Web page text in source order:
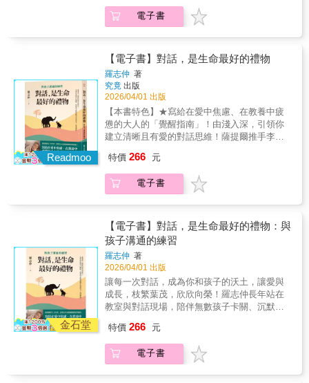
金錢、協助或重新依賴時，分清支持與縱容？
◆如何避免愛變成失控的付出，甚至推著孩子
走向更大的風險？伯恩斯博士不是要父母完全
旁觀、袖手不管，也不是要讓孩子任意而行，
而是與父母分享一種成熟、不越界卻仍在場的
參與方式：◆在孩子尚未做出決定時，如何分
享經驗，而不是替他決定人生。◆在孩子已經
選擇之後，如何尊重差異，停止說服與糾正。
◆當你不喜歡孩子的伴侶、不認同他的生活方
式時，如何守住關係，而不撕裂情感。◆當孩
子犯錯、為選擇付出代價，甚至後悔時，父母
該如何回應，才不會替他扛走本該學習的功
課？伯恩斯博士不主張替孩子收拾後果，也不
鼓勵冷眼旁觀，而是教父母在責任歸屬清楚的
前提下給出支持、陪伴與情感上的穩定，讓孩
子知道：「你必須為自己的選擇負責，但你不
麼愛孩子？本書不只適合成年子女的父母，也
歡迎成年子女與父母一同閱讀，享受共同理解
與對話的過程。祖父母也能從中獲益，例如學
習建立跨世代的家庭關係；而對兒童或青少年
的父母來說，本書同樣值得一讀——養育孩子
大多是為了幫助他們逐步獨立，而本書可以幫
助父母在成年子女階段來臨之前，提前思考與
準備。◆孩子對自己人生的想像，跟父母對他
人生的期待是不同的。◆父母在子女心目中，
色，但事情就是應該如此。◆沒被請求就給出
的建議，往往只會被當成批評──要練習在覺得
自己是對的時忍住不給予建議。◆父母都需要
至擔憂的婚姻、職涯或人生選擇面前，你一句
話都還沒說，就先被貼上「管太多」、「不尊
重」的標籤。當長大成人的孩子與父母的價值
沉默，又擔心孩子承擔不起後果……究竟該如
何繼續愛，才不會彼此傷害？人們花在做成年
子女之父母的時間，遠超過孩童或青少年階
段，但與早期教養相關的豐富文獻相比，關於
「如何與成年子女相處」的指引寥寥無幾。家
庭關係專家吉姆．伯恩斯博士擁有多年父母與
成年子女的輔導經驗，他聚焦孩子成年後「父
漫長、也最複雜的親子關係裡思考：◆什麼時
候該閉上那張「指導人生的嘴」？◆什麼時候
該打開「尊重與信任的門」◆如何在孩子要求
走向更大的風險？伯恩斯博士不是要父母完全
旁觀、袖手不管，也不是要讓孩子任意而行，
而是與父母分享一種成熟、不越界卻仍在場的
參與方式：◆在孩子尚未做出決定時，如何分
享經驗，而不是替他決定人生。◆在孩子已經
選擇之後，如何尊重差異，停止說服與糾正。
◆當你不喜歡孩子的伴侶、不認同他的生活方
式時，如何守住關係，而不撕裂情感。◆當孩
子犯錯、為選擇付出代價，甚至後悔時，父母
該如何回應，才不會替他扛走本該學習的功
課？伯恩斯博士不主張替孩子收拾後果，也不
鼓勵冷眼旁觀，而是教父母在責任歸屬清楚的
默、壓抑、花心、逞英雄……，這些常見的男
性行為，在榮格心理分析師紀．柯諾眼裡，很
頭。紀．柯諾所說的「父親缺席」，不單指父
親未親身在場，還包含父親失職──情感冷漠、
專斷貶抑等，都可視為精神上的缺席。再者，
現代社會急速變遷，男性認同失去了穩定的標
準，為人父者陷入迷茫，更遑論為兒子提供可
靠的參照。成年儀式的消失，也使男性認同的
失落雪上加霜，缺少象徵性歷練來連結男性氣
質、宣示成年，男孩往往要等到遭遇重大挫折
才痛苦地邁向成熟。在本書裡，紀．柯諾透過
受的結構性心理困境。傳統父性意象顛覆，父
親的精神性缺席變成當代常見的現象，也使得
許多男性怕親密，壓抑本具的攻擊性，內在洶
疾病等各種樣態滲透至人生。柯諾直指人心的
書寫，翻動了每位男性以沉默掩飾的深層無力
感。紀．柯諾指出，透過自我覺醒、情感表
達、勇於接觸內心的陰暗面，我們可以「將自
己父親化」，填補父愛的缺口，活出真正的自
己──這正是榮格所說的「個體化」。這書一路
譯來，彷彿到處都看到自己，客廳、後堂、牆
我。──鄧伯宸◎本書譯者，既是人子，也是人
父父親的親職，是現在少有探討的主題，但父
愛卻是足以支撐孩子一生的重要支柱，本書更
是探討父子議題的重要著作。──翁士恆◎台北
電子書
Readmoo
【電子書】對話，是生命最好的禮物
羅志仲 著
究竟 出版
2026/04/01 出版
【本書特色】★寫給在愛中焦慮、在教養中疲
憊的大人的「覺醒指南」！由淺入深，引領你
建立清晰且有愛的對話思維！薩提爾推手李崇
一場由內而外的修行。先和內在的自己和解，
你與孩子的對話將不再是角力，而是連結。透
過講座與工作坊，感動無數父母和師長的羅志
便能自然流動，孩子的好奇心、感受力和創造
力就能在這片沃土上發芽！★薩提爾推手＆暢
銷作家／李崇建、諮商心理師＆暢銷作家／陳
志恆、暢銷作家／尚瑞君、無憂花學堂執行長
／江宏志、高雄市教育產業工會副理事長／何
耿旭、臺中市教師職業工會前理事長／洪維
彬、馬來西亞家庭關懷及家族治療推手／馮以
量、馬來西亞薩提爾全人發展協會主席／楊愛
玲——真心推薦【內容簡介】讓每一次對話，
茂，欣欣向榮！羅志仲長年站在教室與對話現
場，陪伴無數孩子卡關、沉默、流淚，也陪伴
許多大人在衝突、焦慮與無力中，看見自己脆
特價 266 元
電子書
金石堂
【電子書】對話，是生命最好的禮物：與
孩子溝通的練習
羅志仲 著
2026/04/01 出版
讓每一次對話，成為你和孩子的沃土，讓愛與
成長，枝繁葉茂，欣欣向榮！羅志仲長年站在
教室與對話現場，陪伴無數孩子卡關、沉默、
中，看見自己脆弱的內在小孩。在本書中，他
透過一個個真實而細膩的故事——寫不出作文
而過度自責的完美主義孩子、不知道自己想要
特價 266 元
電子書